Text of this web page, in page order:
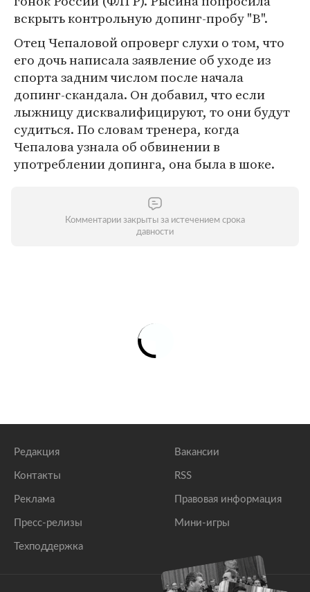
вскрыть контрольную допинг-пробу "В".
Отец Чепаловой опроверг слухи о том, что
его дочь написала заявление об уходе из
спорта задним числом после начала
допинг-скандала. Он добавил, что если
лыжницу дисквалифицируют, то они будут
судиться. По словам тренера, когда
Чепалова узнала об обвинении в
употреблении допинга, она была в шоке.
Комментарии закрыты за истечением срока
давности
Редакция
Контакты
Реклама
Пресс-релизы
Техподдержка
Вакансии
RSS
Правовая информация
Мини-игры